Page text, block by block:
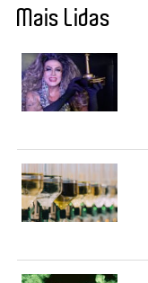
Mais Lidas